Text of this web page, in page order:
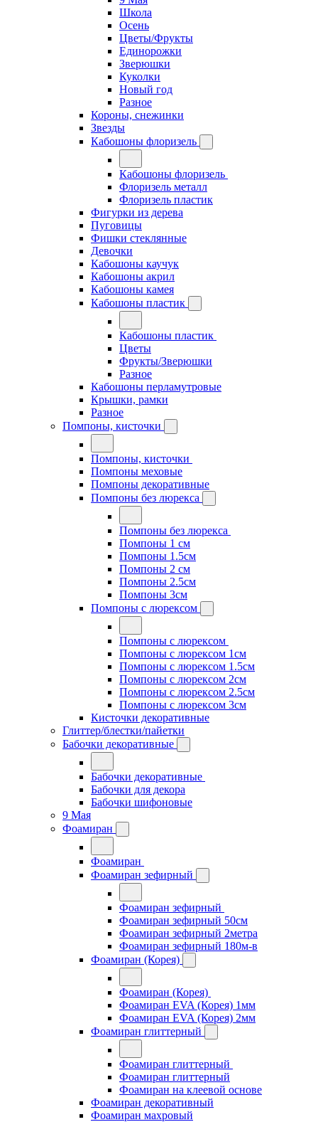
Школа
Осень
Цветы/Фрукты
Единорожки
Зверюшки
Куколки
Новый год
Разное
Короны, снежинки
Звезды
Кабошоны флоризель
Кабошоны флоризель
Флоризель металл
Флоризель пластик
Фигурки из дерева
Пуговицы
Фишки стеклянные
Девочки
Кабошоны каучук
Кабошоны акрил
Кабошоны камея
Кабошоны пластик
Кабошоны пластик
Цветы
Фрукты/Зверюшки
Разное
Кабошоны перламутровые
Крышки, рамки
Разное
Помпоны, кисточки
Помпоны, кисточки
Помпоны меховые
Помпоны декоративные
Помпоны без люрекса
Помпоны без люрекса
Помпоны 1 см
Помпоны 1.5см
Помпоны 2 см
Помпоны 2.5см
Помпоны 3см
Помпоны с люрексом
Помпоны с люрексом
Помпоны с люрексом 1см
Помпоны с люрексом 1.5см
Помпоны с люрексом 2см
Помпоны с люрексом 2.5см
Помпоны с люрексом 3см
Кисточки декоративные
Глиттер/блестки/пайетки
Бабочки декоративные
Бабочки декоративные
Бабочки для декора
Бабочки шифоновые
9 Мая
Фоамиран
Фоамиран
Фоамиран зефирный
Фоамиран зефирный
Фоамиран зефирный 50см
Фоамиран зефирный 2метра
Фоамиран зефирный 180м-в
Фоамиран (Корея)
Фоамиран (Корея)
Фоамиран EVA (Корея) 1мм
Фоамиран EVA (Корея) 2мм
Фоамиран глиттерный
Фоамиран глиттерный
Фоамиран глиттерный
Фоамиран на клеевой основе
Фоамиран декоративный
Фоамиран махровый